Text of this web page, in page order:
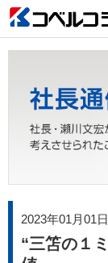
2023年01月01日
“三笘の１